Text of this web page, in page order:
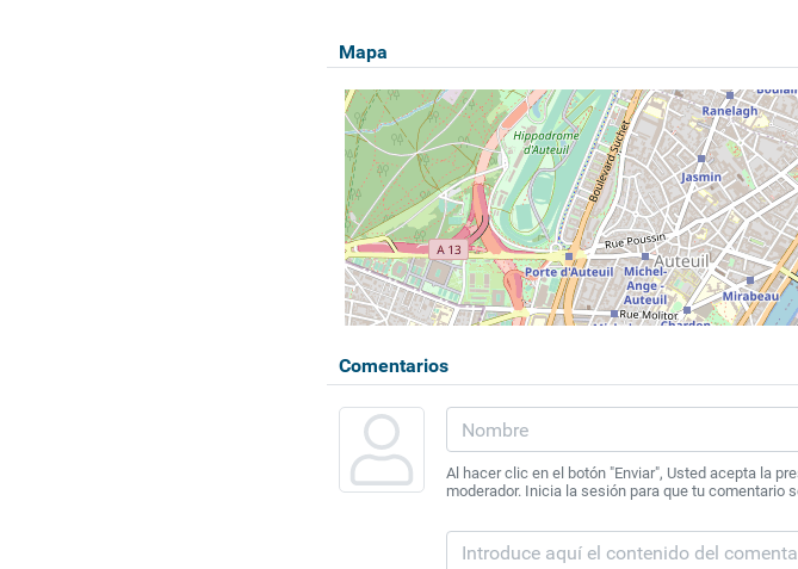
Mapa
Comentarios
Al hacer clic en el botón "Enviar", Usted acepta la
moderador. Inicia la sesión para que tu comentario